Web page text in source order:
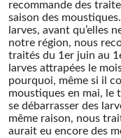
recommande des
saison des
larves, avant qu’elles
notre région, nous
traités du 1er juin au
larves attrapées le
pourquoi, même si il
moustiques en mai, le
se débarrasser des
même raison, nous
aurait eu encore des